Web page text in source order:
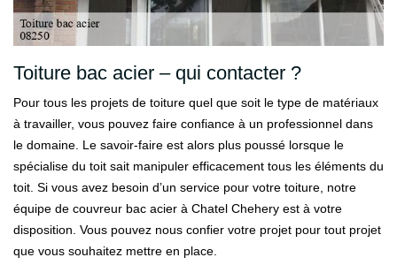
Toiture bac acier – qui contacter ?
Pour tous les projets de toiture quel que soit le type de matériaux
à travailler, vous pouvez faire confiance à un professionnel dans
le domaine. Le savoir-faire est alors plus poussé lorsque le
spécialise du toit sait manipuler efficacement tous les éléments du
toit. Si vous avez besoin d’un service pour votre toiture, notre
équipe de couvreur bac acier à Chatel Chehery est à votre
disposition. Vous pouvez nous confier votre projet pour tout projet
que vous souhaitez mettre en place.